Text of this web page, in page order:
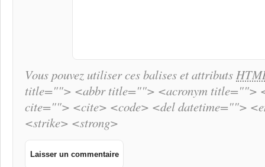
Vous pouvez utiliser ces balises et attributs
title=""> <abbr title=""> <acronym title="">
cite=""> <cite> <code> <del datetime="">
<strike> <strong>